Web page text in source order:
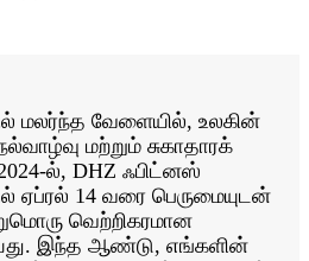
மலர்ந்த வேளையில், உலகின்
மற்றும் சுகாதாரக்
ல், DHZ ஃபிட்னஸ்
ஏப்ரல் 14 வரை பெருமையுடன்
வெற்றிகரமான
இந்த ஆண்டு, எங்களின்